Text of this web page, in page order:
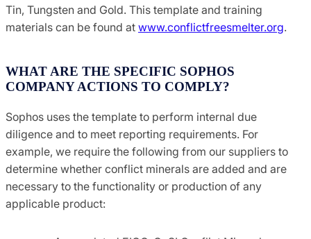
Tin, Tungsten and Gold. This template and training
materials can be found at www.conflictfreesmelter.org.
WHAT ARE THE SPECIFIC SOPHOS
COMPANY ACTIONS TO COMPLY?
Sophos uses the template to perform internal due
diligence and to meet reporting requirements. For
example, we require the following from our suppliers to
determine whether conflict minerals are added and are
necessary to the functionality or production of any
applicable product: